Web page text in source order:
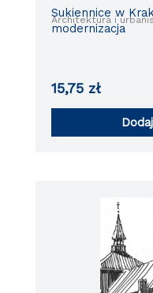
Architektura i
Sukiennice w
modernizacja
15,75 zł